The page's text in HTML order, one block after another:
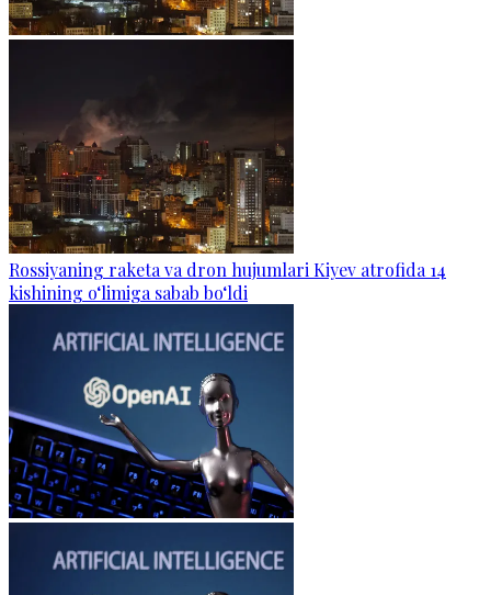
Rossiyaning raketa va dron hujumlari Kiyev atrofida 14
kishining o‘limiga sabab bo‘ldi